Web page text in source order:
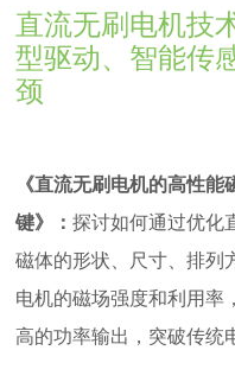
直流无刷电机技
型驱动、智能传
颈
《直流无刷电机的高性
键》：探讨如何通过优化
磁体的形状、尺寸、排列
电机的磁场强度和利用率
高的功率输出，突破传统